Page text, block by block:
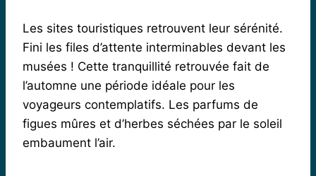
Les sites touristiques retrouvent leur sérénité.
Fini les files d’attente interminables devant les
musées ! Cette tranquillité retrouvée fait de
l’automne une période idéale pour les
voyageurs contemplatifs. Les parfums de
figues mûres et d’herbes séchées par le soleil
embaument l’air.